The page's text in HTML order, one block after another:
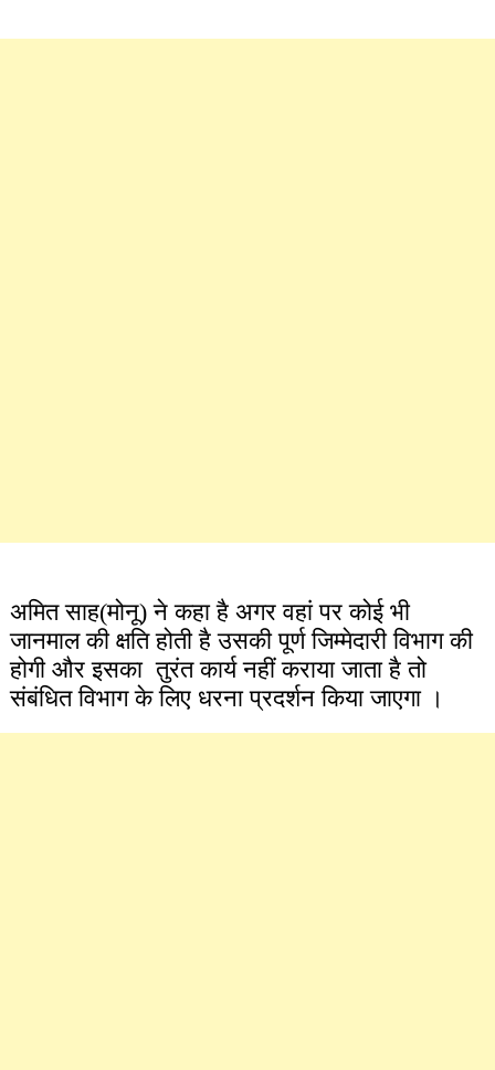
अमित साह(मोनू) ने कहा है अगर वहां पर कोई भी
जानमाल की क्षति होती है उसकी पूर्ण जिम्मेदारी विभाग की
होगी और इसका तुरंत कार्य नहीं कराया जाता है तो
संबंधित विभाग के लिए धरना प्रदर्शन किया जाएगा ।